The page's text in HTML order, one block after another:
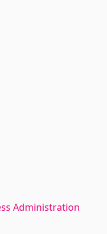
Administration